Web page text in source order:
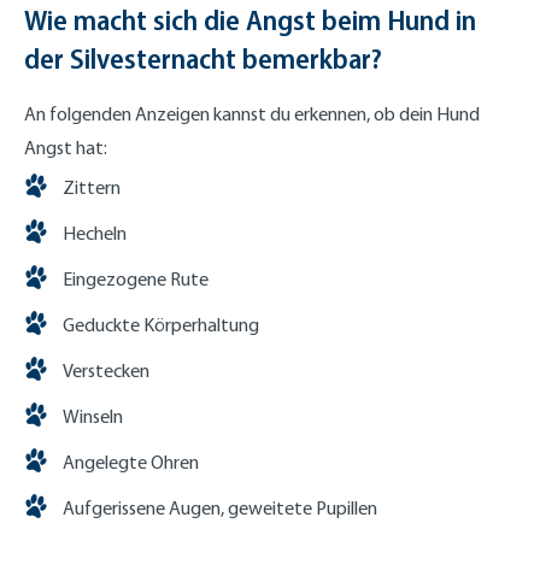
Wie macht sich die Angst beim Hund in
der Silvesternacht bemerkbar?
An folgenden Anzeigen kannst du erkennen, ob dein Hund
Angst hat:
Zittern
Hecheln
Eingezogene Rute
Geduckte Körperhaltung
Verstecken
Winseln
Angelegte Ohren
Aufgerissene Augen, geweitete Pupillen